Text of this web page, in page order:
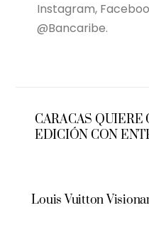
Instagram,
@Bancaribe.
CARACAS QUIERE
EDICIÓN CON
Louis Vuitton